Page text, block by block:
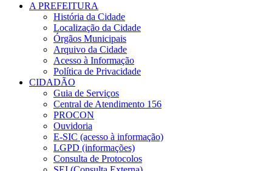
A PREFEITURA
História da Cidade
Localização da Cidade
Órgãos Municipais
Arquivo da Cidade
Acesso à Informação
Política de Privacidade
CIDADÃO
Guia de Serviços
Central de Atendimento 156
PROCON
Ouvidoria
E-SIC (acesso à informação)
LGPD (informações)
Consulta de Protocolos